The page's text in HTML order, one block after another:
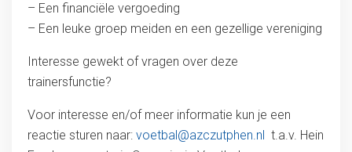
– Een financiële vergoeding
– Een leuke groep meiden en een gezellige vereniging
Interesse gewekt of vragen over deze
trainersfunctie?
Voor interesse en/of meer informatie kun je een
reactie sturen naar: voetbal@azczutphen.nl t.a.v. Hein